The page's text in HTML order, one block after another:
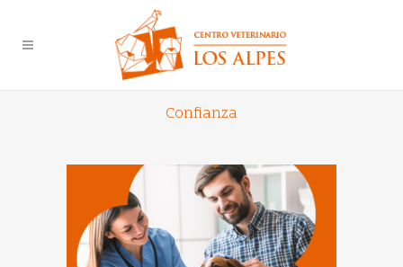
Confianza